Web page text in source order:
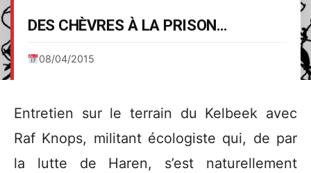
DES CHÈVRES À LA PRISON…
08/04/2015
Entretien sur le terrain du Kelbeek avec
Raf Knops, militant écologiste qui, de par
la lutte de Haren, s’est naturellement